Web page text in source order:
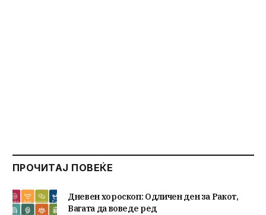
ПРОЧИТАЈ ПОВЕЌЕ
Дневен хороскоп: Одличен ден за Ракот,
Вагата да воведе ред